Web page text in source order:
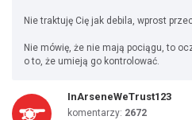
Nie traktuję Cię jak debila, wprost
Nie mówię, że nie mają pociągu, to
o to, że umieją go kontrolować.
InArseneWeTrust123
komentarzy: 2672